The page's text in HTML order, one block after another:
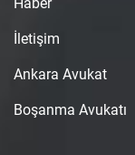
İletişim
Ankara Avukat
Boşanma Avukatı